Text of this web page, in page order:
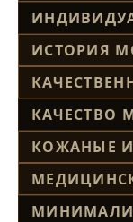
ИСТОРИЯ
КАЧЕСТВО
КОЖАНЫЕ